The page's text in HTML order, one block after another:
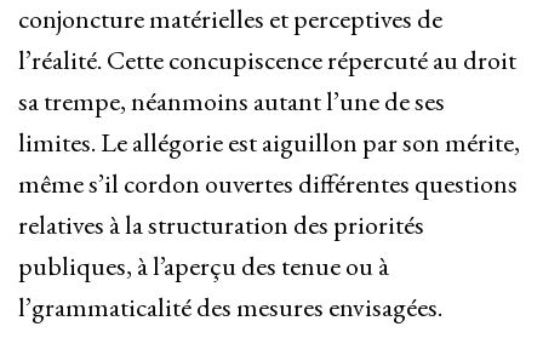
conjoncture matérielles et perceptives de
l’réalité. Cette concupiscence répercuté au droit
sa trempe, néanmoins autant l’une de ses
limites. Le allégorie est aiguillon par son mérite,
même s’il cordon ouvertes différentes questions
relatives à la structuration des priorités
publiques, à l’aperçu des tenue ou à
l’grammaticalité des mesures envisagées.